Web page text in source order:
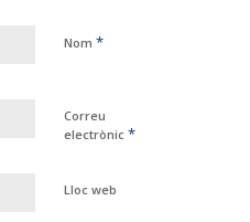
Nom *
Correu
electrònic *
Lloc web